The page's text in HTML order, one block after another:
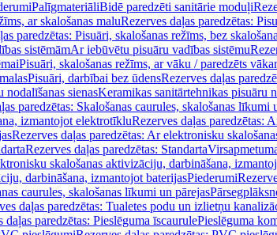
PalīgmateriāliBidē paredzēti sanitārie moduļi
ar skalošanas maluRezerves daļas paredzētas:
paredzētas: Pisuāri, skalošanas režīms, bez
sistēmāmAr iebūvētu pisuāru vadības sistēmu
Pisuāri, skalošanas režīms, ar vāku / paredzēts
Pisuāri, darbībai bez ūdensRezerves daļas
nodalīšanas sienasKeramikas sanitārtehnikas pisuāru
paredzētas: Skalošanas caurules, skalošanas līkumi
izmantojot elektrotīkluRezerves daļas paredzētas:
Rezerves daļas paredzētas: Ar elektronisku
Rezerves daļas paredzētas: Standarta
skalošanas aktivizāciju, darbināšana,
darbināšana, izmantojot baterijasPiederumi
caurules, skalošanas līkumi un pārejas
daļas paredzētas: Tualetes podu un izlietņu
daļas paredzētas: Pieslēguma īscaurulePieslēguma